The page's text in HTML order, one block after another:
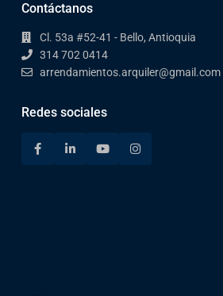
Contáctanos
Cl. 53a #52-41 - Bello, Antioquia
314 702 0414
arrendamientos.arquiler@gmail.com
Redes sociales